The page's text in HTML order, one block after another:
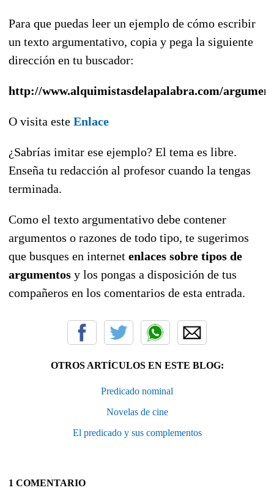
Para que puedas leer un ejemplo de cómo escribir
un texto argumentativo, copia y pega la siguiente
dirección en tu buscador:
http://www.alquimistasdelapalabra.com/
O visita este Enlace
¿Sabrías imitar ese ejemplo? El tema es libre.
Enseña tu redacción al profesor cuando la tengas
terminada.
Como el texto argumentativo debe contener
argumentos o razones de todo tipo, te sugerimos
que busques en internet enlaces sobre tipos de
argumentos y los pongas a disposición de tus
compañeros en los comentarios de esta entrada.
OTROS ARTÍCULOS EN ESTE BLOG:
Predicado nominal
Novelas de cine
El predicado y sus complementos
1 COMENTARIO